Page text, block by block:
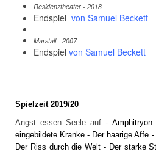
Residenztheater - 2018
Endspiel von Samuel Beckett
Marstall - 2007
Endspiel von Samuel Beckett
Spielzeit 2019/20
Angst essen Seele auf - Amphitryon
eingebildete Kranke - Der haarige Affe -
Der Riss durch die Welt - Der starke